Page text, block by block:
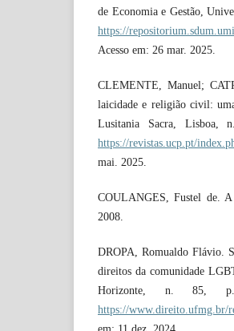
de Economia e Gestão,
https://
Acesso em: 26 mar. 2025.
CLEMENTE, Manuel;
laicidade e religião civil:
Lusitania Sacra, Lisboa,
https://revistas.ucp.pt/
mai. 2025.
COULANGES, Fustel de.
2008.
DROPA, Romualdo Flávio.
direitos da comunidade
Horizonte, n. 85, p.
https://www.direito.ufmg.br/